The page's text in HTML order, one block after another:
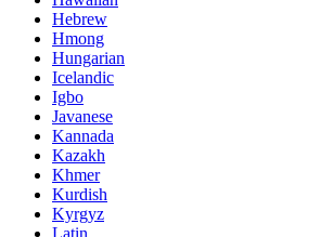
Hebrew
Hmong
Hungarian
Icelandic
Igbo
Javanese
Kannada
Kazakh
Khmer
Kurdish
Kyrgyz
Latin